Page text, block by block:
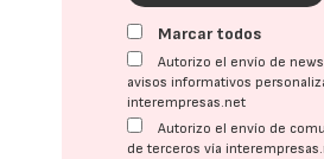
Marcar todos
Autorizo el envío de
avisos informativos
interempresas.net
Autorizo el envío de
de terceros vía